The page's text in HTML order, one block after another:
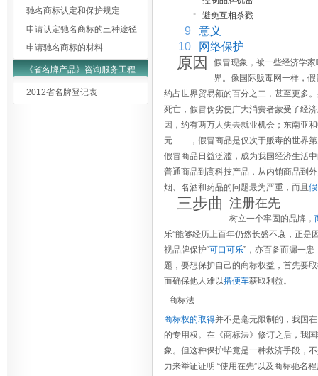
驰名商标认定和保护规定
申请认定驰名商标的三种途径
申请驰名商标的材料
《省名牌产品》咨询服务工程
2012省名牌登记表
▪
避免互相杀戮
9
意义
10
网络保护
原因
假冒现象，被一些经济学家
界。像国际贩毒网一样，
约占世界贸易额的百分之二，甚至更多
死亡，假冒伪劣使广大消费者蒙受了经
因，约有两万人失去就业机会；东南亚
元……，假冒商品是仅次于贩毒的世界第
假冒商品日益泛滥，成为我国经济生活
普通商品到高科技产品，从内销商品到
烟、名酒和药品的问题最为严重，而且
三步曲 注册在先
树立一个牢固的品牌，
乐”能够经历上百年仍然长盛不衰，正
视品牌保护“可口可乐”，亦百备而漏一患
题，要想保护自己的商标权益，首先要
而确保他人难以搭便车获取利益。
商标法
商标权的取得并不是毫无限制的，我国
的专用权。在《商标法》修订之后，我
象。但这种保护毕竟是一种救济手段，
力来举证证明 “使用在先”以及商标驰名